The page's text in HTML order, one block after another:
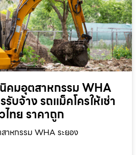
นิคมอุตสาหกรรม WHA
บจ้าง รถแม็คโครให้เช่า
ทย ราคาถูก
าหกรรม WHA ระยอง